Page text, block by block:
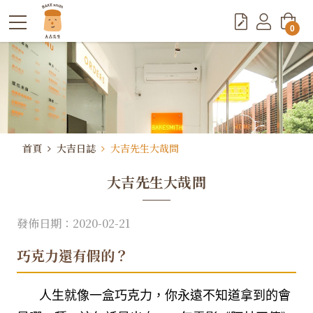
首頁 大吉日誌 大吉先生大哉問
大吉先生大哉問
發佈日期：2020-02-21
巧克力還有假的？
人生就像一盒巧克力，你永遠不知道拿到的會
0